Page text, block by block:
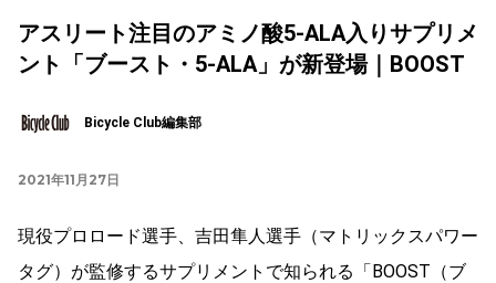
アスリート注目のアミノ酸5-ALA入りサプリメ
ント「ブースト・5-ALA」が新登場｜BOOST
Bicycle Club編集部
2021年11月27日
現役プロロード選手、吉田隼人選手（マトリックスパワー
タグ）が監修するサプリメントで知られる「BOOST（ブ